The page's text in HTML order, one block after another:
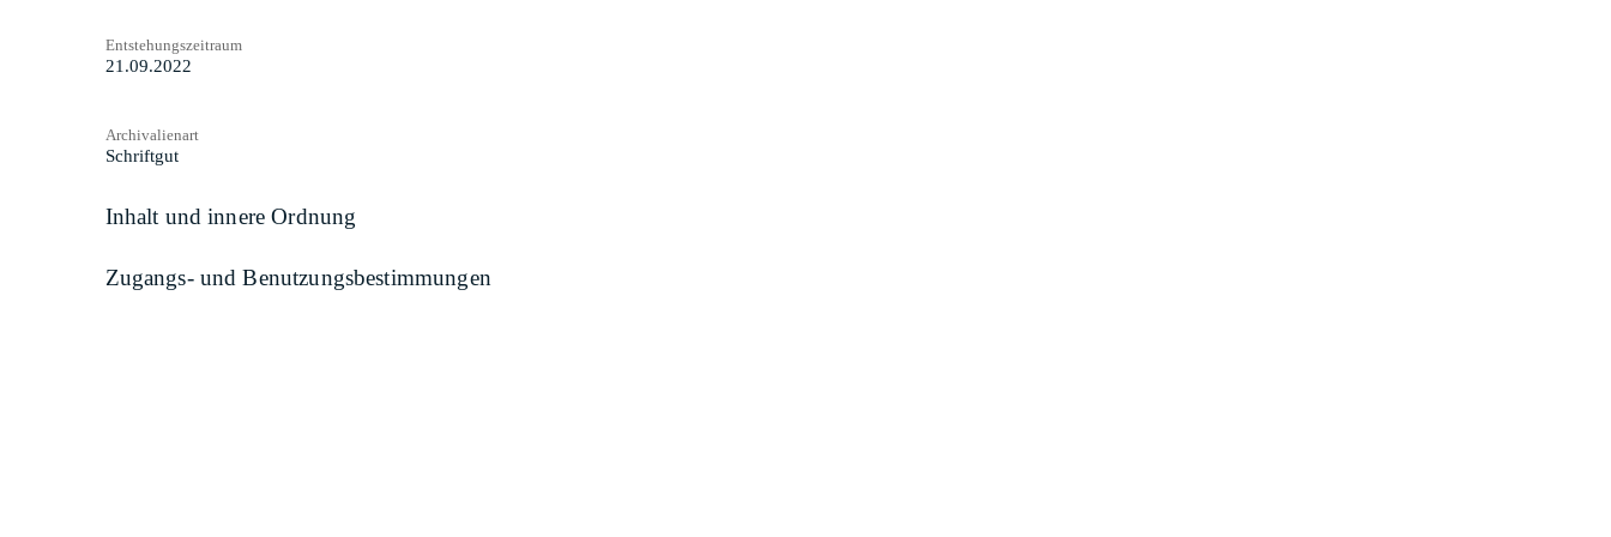
Entstehungszeitraum
21.09.2022
Archivalienart
Schriftgut
Inhalt und innere Ordnung
Zugangs- und Benutzungsbestimmungen